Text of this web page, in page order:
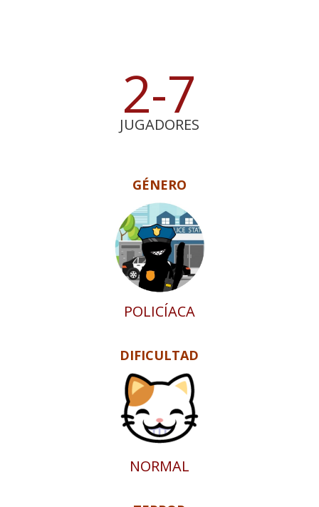
2-7
JUGADORES
GÉNERO
POLICÍACA
DIFICULTAD
NORMAL